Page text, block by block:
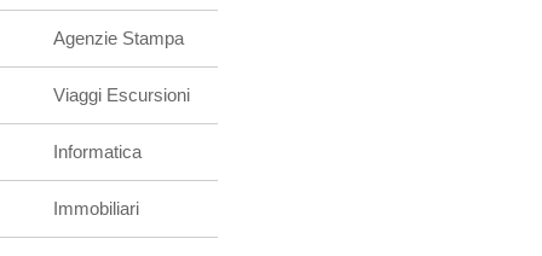
Agenzie Stampa
Viaggi Escursioni
Informatica
Immobiliari